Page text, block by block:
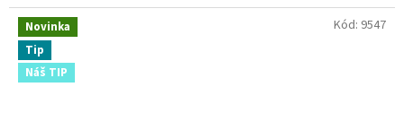
Novinka
Tip
Náš TIP
Kód: 9547